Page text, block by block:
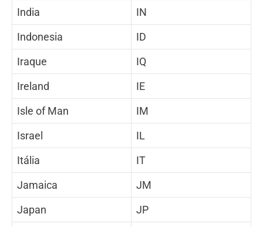
India
IN
Indonesia
ID
Iraque
IQ
Ireland
IE
Isle of Man
IM
Israel
IL
Itália
IT
Jamaica
JM
Japan
JP